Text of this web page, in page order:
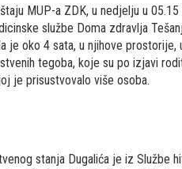
MUP-a ZDK, u nedjelju u
službe Doma zdravlja
je oko 4 sata, u njihove
tegoba, koje su po izjavi
je prisustvovalo više osoba.
stanja Dugalića je iz Službe